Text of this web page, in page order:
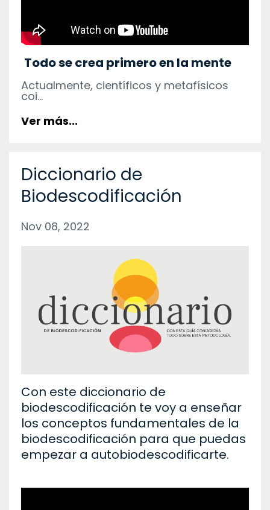
Todo se crea primero en la mente
Actualmente, científicos y metafísicos
coi...
Ver más...
Diccionario de
Biodescodificación
Nov 08, 2022
Con este diccionario de
biodescodificación te voy a enseñar
los conceptos fundamentales de la
biodescodificación para que puedas
empezar a autobiodescodificarte.